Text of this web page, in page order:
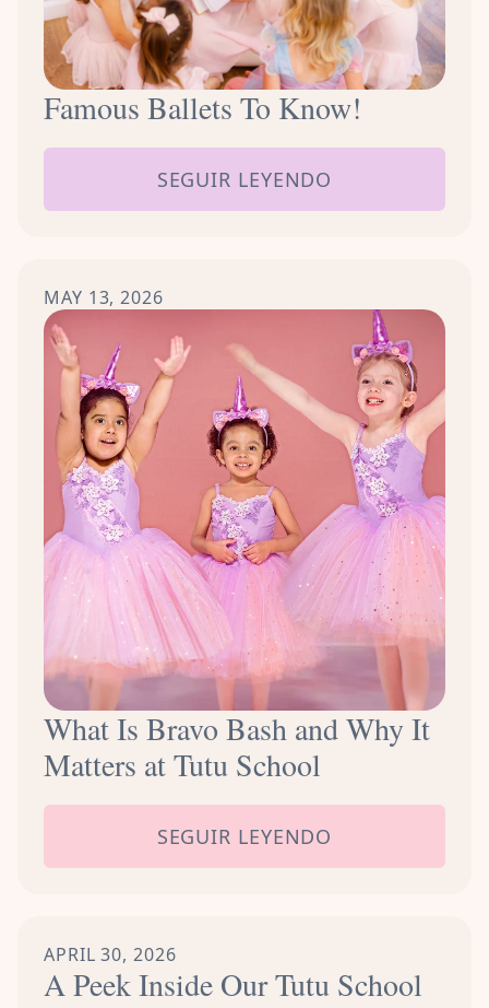
Famous Ballets To Know!
SEGUIR LEYENDO
MAY 13, 2026
What Is Bravo Bash and Why It
Matters at Tutu School
SEGUIR LEYENDO
APRIL 30, 2026
A Peek Inside Our Tutu School